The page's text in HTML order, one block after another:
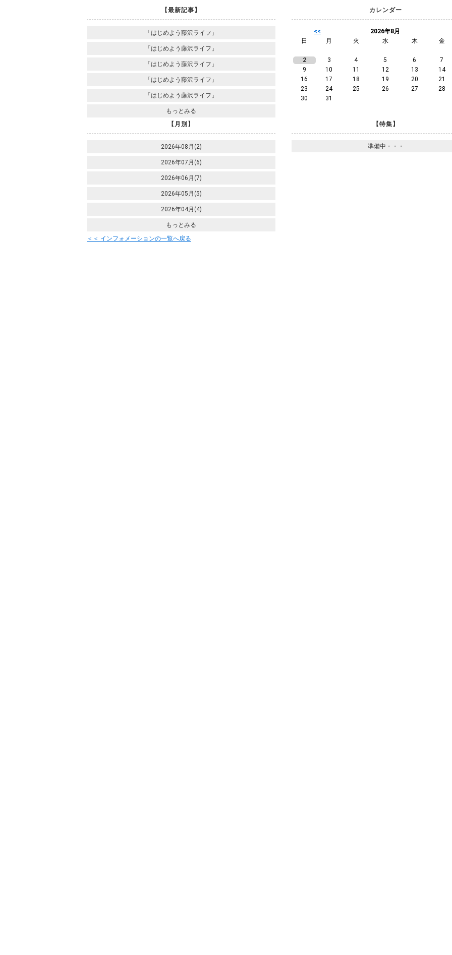
【最新記事】
「はじめよう藤沢ライフ」
「はじめよう藤沢ライフ」
「はじめよう藤沢ライフ」
「はじめよう藤沢ライフ」
「はじめよう藤沢ライフ」
もっとみる
カレンダー
<<
2026年8月
日
月 火 水 木 金
2 3 4 5 6
7
9
10 11 12 13
14
16
17 18 19 20
21
23
24 25 26 27
28
30
31
【月別】
2026年08月(2)
2026年07月(6)
2026年06月(7)
2026年05月(5)
2026年04月(4)
もっとみる
【特集】
準備中・・・
＜＜ インフォメーションの一覧へ戻る